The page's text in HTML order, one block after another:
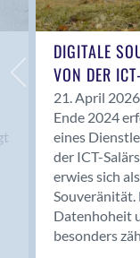
Balzers
Basel
Bassersdorf
Belp
Bendern
Benken (SG)
Bergdietikon
Berlin
Bern
Bern - Liebefeld
DIGITALE
VON DER
21. April
Ende 2024
eines
der ICT-
erwies sich
Souveränität.
Datenhoheit
besonders